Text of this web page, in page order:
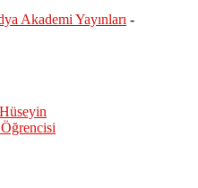
Akademi Yayınları -